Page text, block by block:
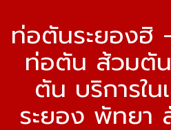
ท่อตันระยองฮิ
ท่อตัน ส้วมตั
ตัน บริการใ
ระยอง พัทยา